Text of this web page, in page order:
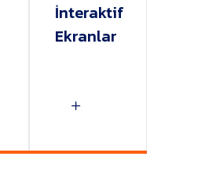
İnteraktif
Ekranlar